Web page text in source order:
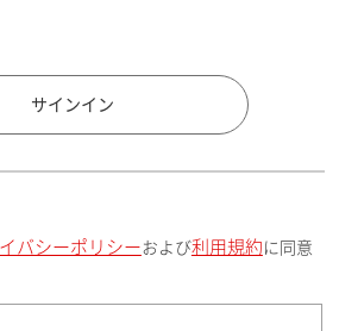
サインイン
バシーポリシー および利用規約 に同意